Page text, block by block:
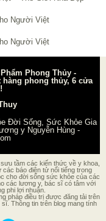
Phong Thủy -
hàng phong thủy, 6 cửa
Đời Sống, Sức Khỏe Gia
y Nguyễn Hùng-
tầm các kiến thức về y khoa,
báo điện tử nổi tiếng trong
cho đời sống sức khỏe của các
các lương y, bác sĩ có tâm với
phi lợi nhuận.
pháp điều trị được đăng tải trên
Thông tin trên blog mang tính